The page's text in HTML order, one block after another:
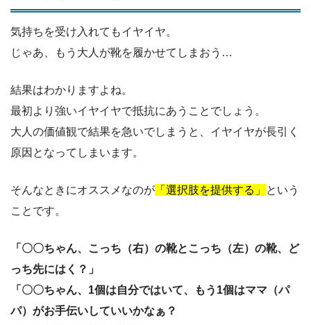
気持ちを受け入れてもイヤイヤ。
じゃあ、もう大人が靴を履かせてしまおう…
結果はわかりますよね。
最初より強いイヤイヤで抵抗にあうことでしょう。
大人の価値観で結果を急いでしまうと、イヤイヤが長引く
原因となってしまいます。
そんなときにオススメなのが 「選択肢を提供する」
という
ことです。
「〇〇ちゃん、こっち（右）の靴とこっち（左）の靴、ど
っち先にはく？」
「〇〇ちゃん、1個は自分ではいて、もう1個はママ（パ
パ）がお手伝いしていいかなぁ？